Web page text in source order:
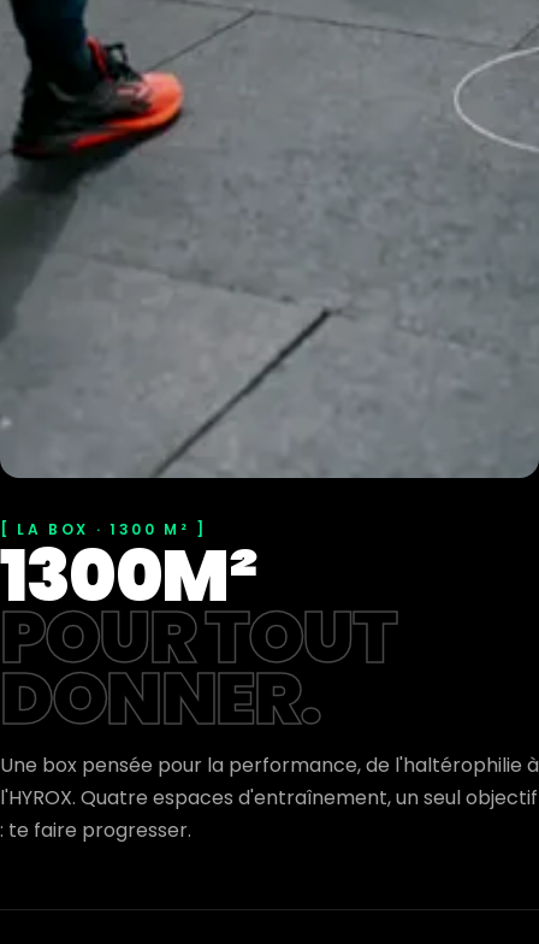
LA BOX · 1300 M²
1300M²
POUR TOUT
DONNER.
Une box pensée pour la performance, de l'haltérophilie à
l'HYROX. Quatre espaces d'entraînement, un seul objectif
: te faire progresser.